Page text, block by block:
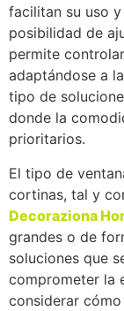
facilitan su uso
posibilidad de
permite
adaptándose a
tipo de
donde la
prioritarios.
El tipo de
cortinas, tal y
Decoraziona
grandes o de
soluciones que
comprometer la
considerar